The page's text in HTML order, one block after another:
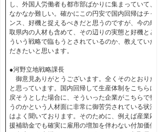
し、外国人労働者も都市部ばかりに集まっていて、
なかなか難しい。確かにこの円安で国内回帰はチャ
ンス、好機と捉えるべきだと思うのですが、今の鳥
取県内の人材も含めて、その辺りの実態と好機とど
ういう戦略で臨もうとされているのか、教えていた
だきたいと思います。
●河野立地戦略課長
御意見ありがとうございます。全くそのとおりだ
と思っています。国内回帰して生産体制をこちらに
戻そうとした場合に、そういった企業がこちらで整
うのかという人材面に非常に御苦労されている状況
はよく聞いております。そのために、例えば産業応
援補助金でも確実に雇用の増加を伴わない付加価値